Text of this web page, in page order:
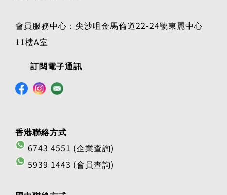
會員服務中心：尖沙咀金馬倫道22-24號東麗中心
11樓A室
訂閱電子通訊
香港聯絡方式
6743 4551 (企業查詢)
5939 1443 (會員查詢)